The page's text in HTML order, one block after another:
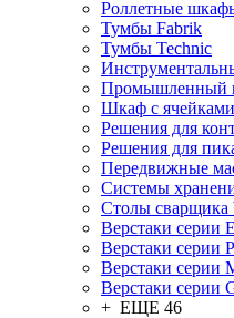
Роллетные
Тумбы Fabrik
Тумбы Technic
Промышленный
Шкаф с
Решения для
Решения для
Передвижные
Системы
Столы сварщика
Верстаки серии
Верстаки серии
Верстаки серии
Верстаки серии
+ ЕЩЕ 46